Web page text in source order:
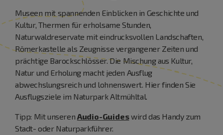
Museen mit spannenden Einblicken in Geschichte und
Kultur, Thermen für erholsame Stunden,
Naturwaldreservate mit eindrucksvollen Landschaften,
Römerkastelle als Zeugnisse vergangener Zeiten und
prächtige Barockschlösser. Die Mischung aus Kultur,
Natur und Erholung macht jeden Ausflug
abwechslungsreich und lohnenswert. Hier finden Sie
Ausflugsziele im Naturpark Altmühltal.
Tipp: Mit unseren Audio-Guideswird das Handy zum
Stadt- oder Naturparkführer.